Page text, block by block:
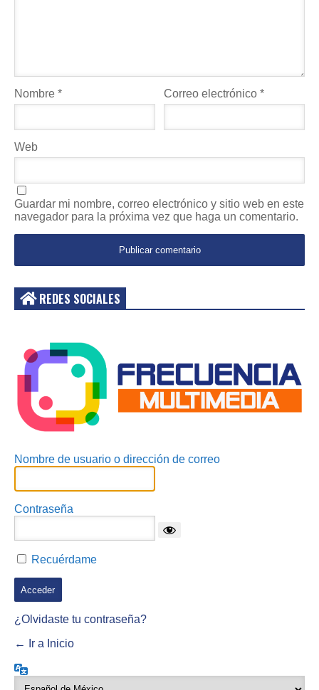
Nombre * Correo electrónico*
Web
Guardar mi nombre, correo electrónico y sitio web en este
navegador para la próxima vez que haga un comentario.
REDES SOCIALES
Nombre de usuario o dirección de correo
Contraseña
Recuérdame
¿Olvidaste tu contraseña?
← Ir a Inicio